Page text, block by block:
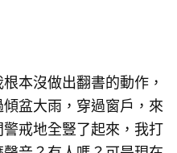
沒做出翻書的動作，
盆大雨，穿過窗戶，來
戒地全豎了起來，我打